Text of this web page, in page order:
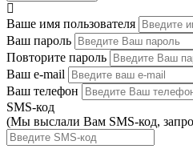
Ваше имя пользователя
Ваш пароль
Повторите пароль
Ваш e-mail
Ваш телефон
SMS-код
(Мы выслали Вам SMS-код,